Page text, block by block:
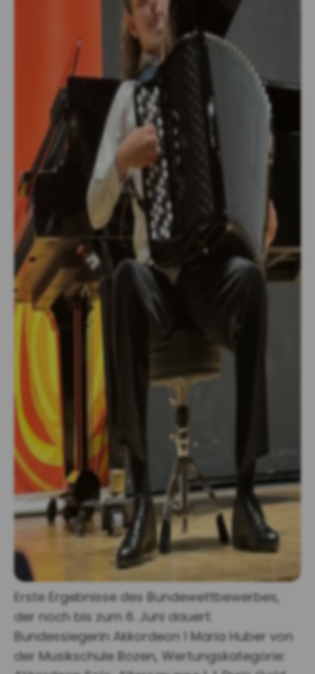
Erste Ergebnisse des Bundewettbewerbes,
der noch bis zum 6. Juni dauert:
Bundessiegerin Akkordeon 1 Maria Huber von
der Musikschule Bozen, Wertungskategorie: